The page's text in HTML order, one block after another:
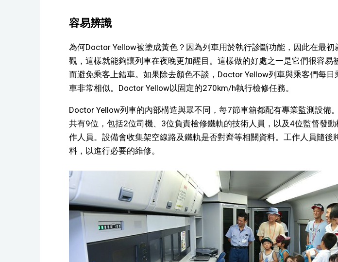
容易辨識
為何Doctor Yellow被塗成黃色？因為列車用於執行診斷功能，因此在最初
觀，這樣就能夠讓列車在夜晚更加醒目。這樣做的好處之一是它們很容易
而避免乘客上錯車。如果除去顏色不談，Doctor Yellow列車與乘客們每日
車非常相似。Doctor Yellow以固定的270km/h執行檢修任務。
Doctor Yellow列車的內部構造與眾不同，每7節車箱都配有專業監測設備
共有9位，包括2位司機、3位負責檢修鐵軌的技術人員，以及4位監督發
作人員。設備會收集架空線路及鐵軌是否對齊等相關資料。工作人員隨後
料，以進行必要的維修。